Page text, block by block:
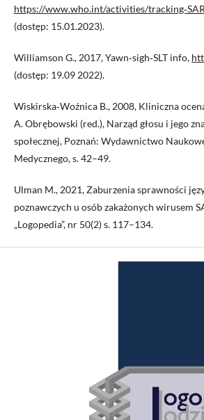
https://www.who.int/activities/
(dostęp: 15.01.2023).
Williamson G., 2017, Yawn‑sigh‑SLT info,
(dostęp: 19.09 2022).
Wiskirska‑Woźnica B., 2008, Kliniczna
A. Obrębowski (red.), Narząd głosu i jego
społecznej, Poznań: Wydawnictwo
Medycznego, s. 42–49.
Ulman M., 2021, Zaburzenia sprawności
poznawczych u osób zakażonych wirusem
„Logopedia”, nr 50(2) s. 117–134.